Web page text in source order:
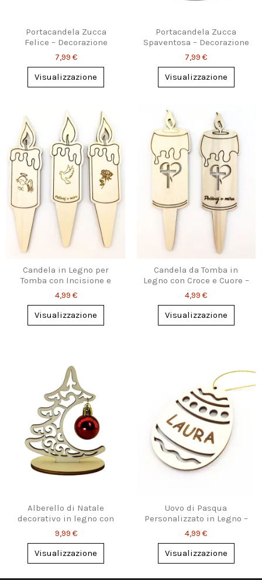
Portacandela Zucca
Felice – Decorazione
Luminosa di Halloween
7,99 €
Visualizzazione
Portacandela Zucca
Spaventosa – Decorazione
di Halloween da Brivido
7,99 €
Visualizzazione
Candela in Legno per
Tomba con Incisione e
Picchetto
4,99 €
Visualizzazione
Candela da Tomba in
Legno con Croce e Cuore –
Personalizzabile
4,99 €
Visualizzazione
Alberello di Natale
decorativo in legno con
pallina
9,99 €
Visualizzazione
Uovo di Pasqua
Personalizzato in Legno –
Decorazione con Nome
4,99 €
Visualizzazione